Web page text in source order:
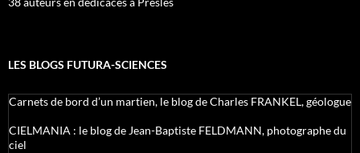
LES BLOGS FUTURA-SCIENCES
Carnets de bord d’un martien, le blog de Charles FRANKEL, géologue
CIELMANIA : le blog de Jean-Baptiste FELDMANN, photographe du
ciel